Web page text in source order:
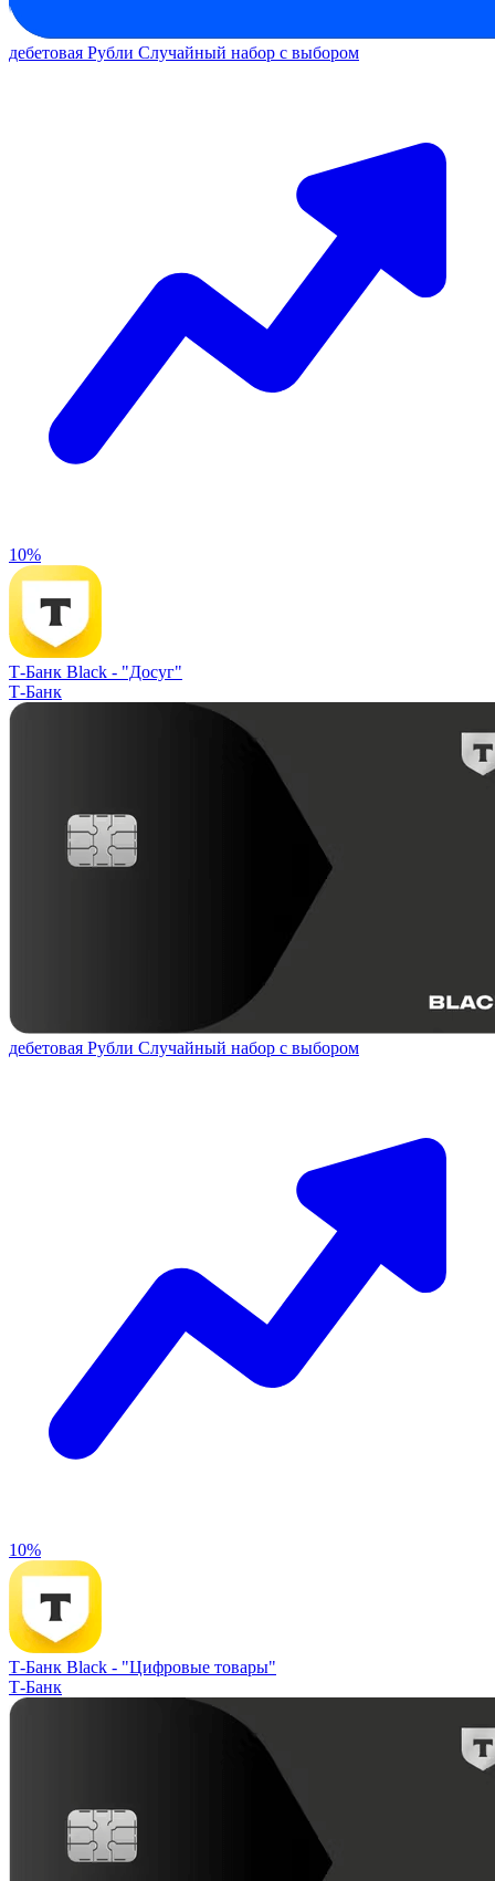
дебетовая Рубли Случайный набор с выбором
10%
Т-Банк Black - "Досуг"
Т-Банк
дебетовая Рубли Случайный набор с выбором
10%
Т-Банк Black - "Цифровые товары"
Т-Банк